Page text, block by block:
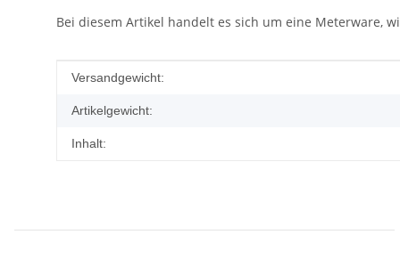
Bei diesem Artikel handelt es sich um eine Meterware,
Produkteigenschaft
Wert
Versandgewicht:
Artikelgewicht:
Inhalt: